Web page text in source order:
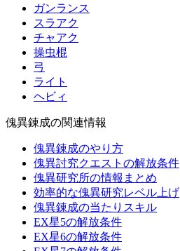
ガンランス
スラアク
チャアク
操虫棍
弓
ライト
ヘビィ
傀異錬成の関連情報
傀異錬成のやり方
傀異討究クエストの解放条件
傀異研究所の情報まとめ
効率的な傀異研究レベル上げ
傀異錬成の当たりスキル
EX星5の解放条件
EX星6の解放条件